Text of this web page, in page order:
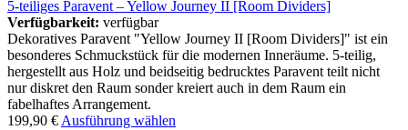
5-teiliges Paravent – Yellow Journey II [Room Dividers]
Verfügbarkeit: verfügbar
Dekoratives Paravent "Yellow Journey II [Room Dividers]" ist ein
besonderes Schmuckstück für die modernen Inneräume. 5-teilig,
hergestellt aus Holz und beidseitig bedrucktes Paravent teilt nicht
nur diskret den Raum sonder kreiert auch in dem Raum ein
fabelhaftes Arrangement.
199,90 € Ausführung wählen